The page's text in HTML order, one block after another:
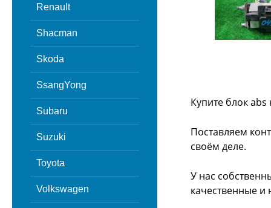
Renault
Shacman
Skoda
SsangYong
Subaru
Suzuki
Toyota
Volkswagen
Купите блок
Поставляем
своём деле.
У нас
качественные и